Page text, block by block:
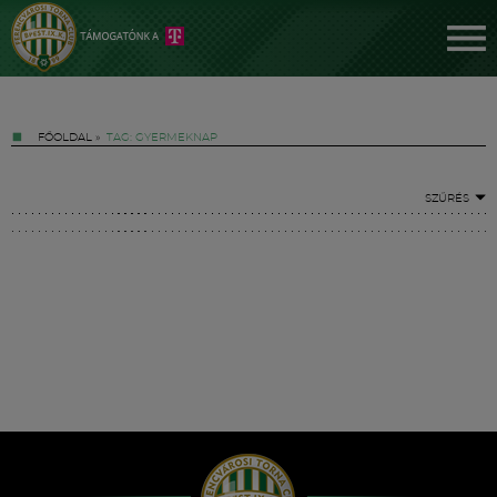
FŐOLDAL » TAG: GYERMEKNAP
SZŰRÉS
Hírek